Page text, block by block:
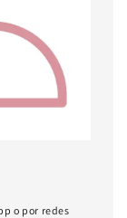
o por redes